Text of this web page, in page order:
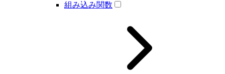
組み込み関数